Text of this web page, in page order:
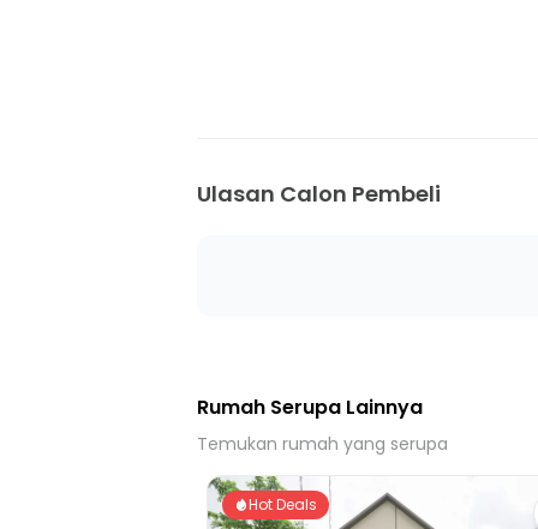
15 Menit ke Gerbang Tol Burangkeng
Ulasan Calon Pembeli
Rumah Serupa Lainnya
Temukan rumah yang serupa
Hot Deals